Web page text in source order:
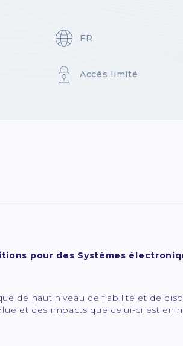
FR
Accès limité
pour des Systèmes
de haut niveau de fiabilité et de
et des impacts que celui-ci est en